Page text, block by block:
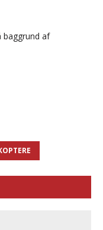
baggrund af